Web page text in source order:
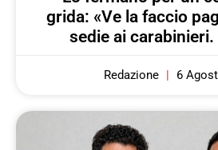
grida: «Ve la faccio
sedie ai
Redazione 6